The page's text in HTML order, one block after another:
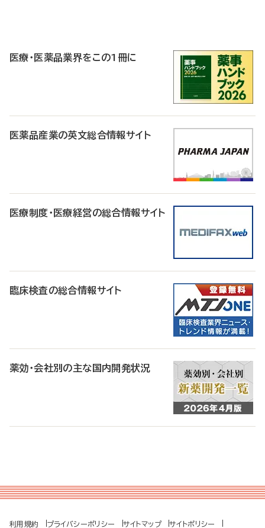
医療・医薬品業界をこの1冊に
医薬品産業の英文総合情報サイト
医療制度・医療経営の総合情報サイト
臨床検査の総合情報サイト
薬効・会社別の主な国内開発状況
利用規約 プライバシーポリシー サイトマップ サイトポリシー